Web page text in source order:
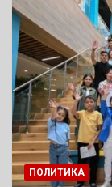
ПОЛИТИКА